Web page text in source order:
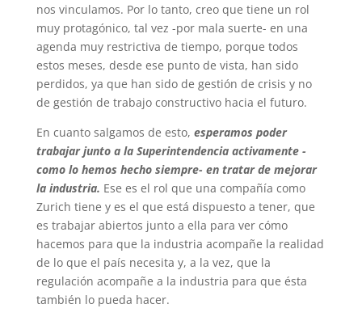
nos vinculamos. Por lo tanto, creo que tiene un rol
muy protagónico, tal vez -por mala suerte- en una
agenda muy restrictiva de tiempo, porque todos
estos meses, desde ese punto de vista, han sido
perdidos, ya que han sido de gestión de crisis y no
de gestión de trabajo constructivo hacia el futuro.
En cuanto salgamos de esto, esperamos poder
trabajar junto a la Superintendencia activamente -
como lo hemos hecho siempre- en tratar de mejorar
la industria. Ese es el rol que una compañía como
Zurich tiene y es el que está dispuesto a tener, que
es trabajar abiertos junto a ella para ver cómo
hacemos para que la industria acompañe la realidad
de lo que el país necesita y, a la vez, que la
regulación acompañe a la industria para que ésta
también lo pueda hacer.